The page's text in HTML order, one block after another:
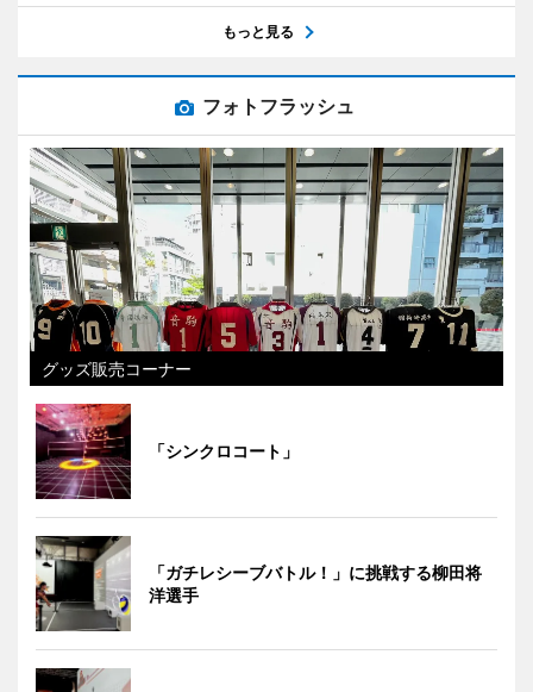
もっと見る
フォトフラッシュ
グッズ販売コーナー
「シンクロコート」
「ガチレシーブバトル！」に挑戦する柳田将
洋選手